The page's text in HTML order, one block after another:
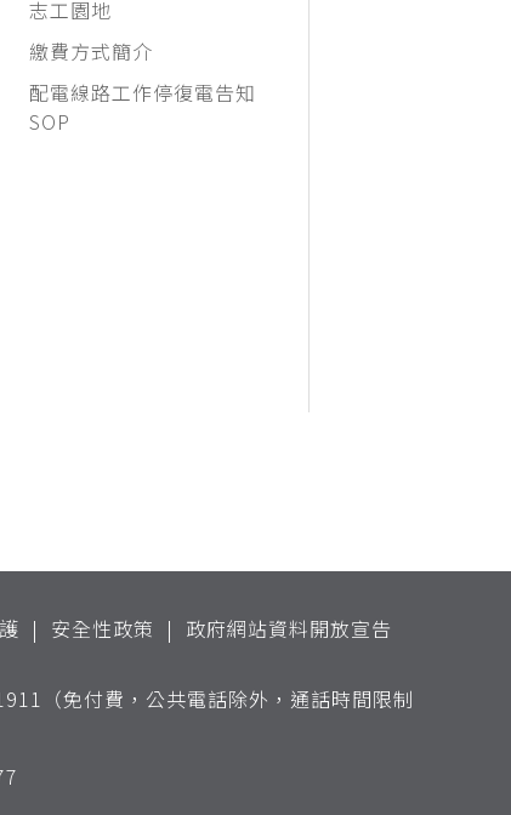
志工園地
繳費方式簡介
配電線路工作停復電告知
SOP
安全性政策 政府網站資料開放宣告
（免付費，公共電話除外，通話時間限制